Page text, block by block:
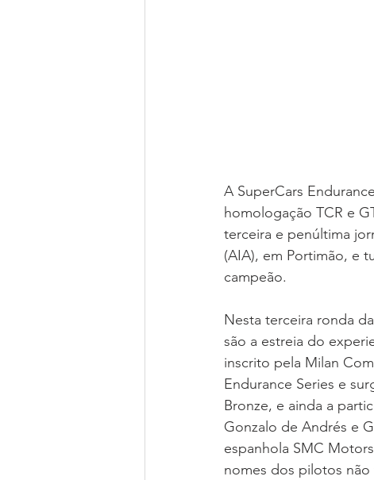
A SuperCars
homologação TCR e
terceira e penúltima
(AIA), em Portimão, e
campeão.
Nesta terceira ronda
são a estreia do
inscrito pela Milan
Endurance Series e
Bronze, e ainda a
Gonzalo de Andrés e
espanhola SMC
nomes dos pilotos não